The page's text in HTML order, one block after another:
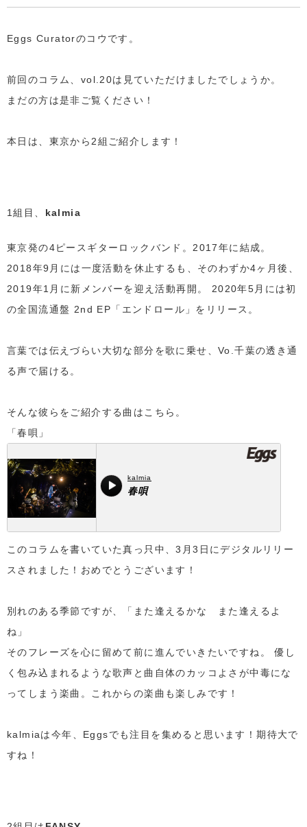
Eggs Curatorのコウです。
前回のコラム、vol.20は見ていただけましたでしょうか。
まだの方は是非ご覧ください！
本日は、東京から2組ご紹介します！
1組目、 kalmia
東京発の4ピースギターロックバンド。2017年に結成。
2018年9月には一度活動を休止するも、そのわずか4ヶ月後、
2019年1月に新メンバーを迎え活動再開。 2020年5月には初
の全国流通盤 2nd EP「エンドロール」をリリース。
言葉では伝えづらい大切な部分を歌に乗せ、Vo.千葉の透き通
る声で届ける。
そんな彼らをご紹介する曲はこちら。
「春唄」
このコラムを書いていた真っ只中、3月3日にデジタルリリー
スされました！おめでとうございます！
別れのある季節ですが、「また逢えるかな また逢えるよ
ね」
そのフレーズを心に留めて前に進んでいきたいですね。 優し
く包み込まれるような歌声と曲自体のカッコよさが中毒にな
ってしまう楽曲。これからの楽曲も楽しみです！
kalmiaは今年、Eggsでも注目を集めると思います！期待大で
すね！